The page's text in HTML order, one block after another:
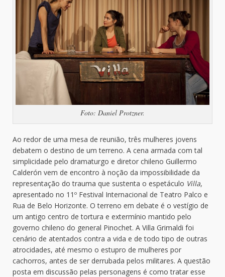
Foto: Daniel Protzner.
Ao redor de uma mesa de reunião, três mulheres jovens
debatem o destino de um terreno. A cena armada com tal
simplicidade pelo dramaturgo e diretor chileno Guillermo
Calderón vem de encontro à noção da impossibilidade da
representação do trauma que sustenta o espetáculo Villa,
apresentado no 11º Festival Internacional de Teatro Palco e
Rua de Belo Horizonte. O terreno em debate é o vestígio de
um antigo centro de tortura e extermínio mantido pelo
governo chileno do general Pinochet. A Villa Grimaldi foi
cenário de atentados contra a vida e de todo tipo de outras
atrocidades, até mesmo o estupro de mulheres por
cachorros, antes de ser derrubada pelos militares. A questão
posta em discussão pelas personagens é como tratar esse